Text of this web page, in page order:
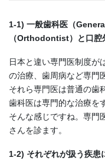
1-1) 一般歯科医（
（Orthodontist）と口
日本と違い専門医制度が
の治療、歯周病など専門
それら専門医は普通の歯
歯科医は専門的な治療を
そんな感じですね。専門
さんを診ます。
1-2) それぞれが扱う疾患